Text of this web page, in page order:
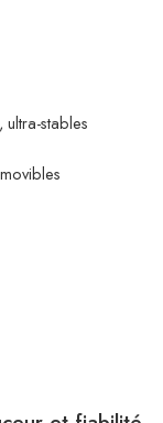
stables